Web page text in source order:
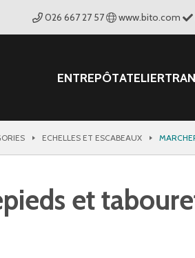
026 667 27 57 www.bito.com
ENTREPÔTATELIER
ECHELLES ET ESCABEAUX
et